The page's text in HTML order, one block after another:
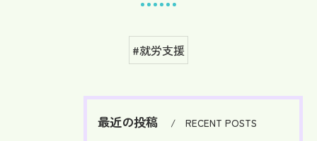
#就労支援
最近の投稿 RECENT POSTS